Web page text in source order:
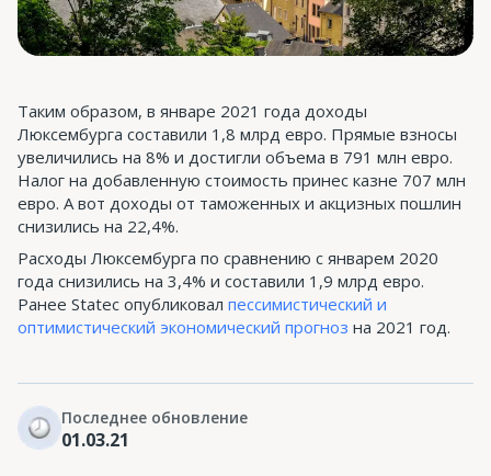
Таким образом, в январе 2021 года доходы
Люксембурга составили 1,8 млрд евро. Прямые взносы
увеличились на 8% и достигли объема в 791 млн евро.
Налог на добавленную стоимость принес казне 707 млн
евро. А вот доходы от таможенных и акцизных пошлин
снизились на 22,4%.
Расходы Люксембурга по сравнению с январем 2020
года снизились на 3,4% и составили 1,9 млрд евро.
Ранее Statec опубликовал пессимистический и
оптимистический экономический прогноз на 2021 год.
Последнее обновление
01.03.21